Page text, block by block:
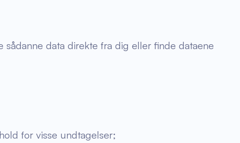
data direkte fra dig eller finde dataene
for visse undtagelser;